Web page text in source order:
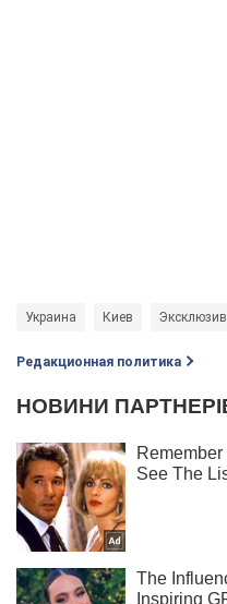
Украина Киев Эксклюзив
Редакционная политика